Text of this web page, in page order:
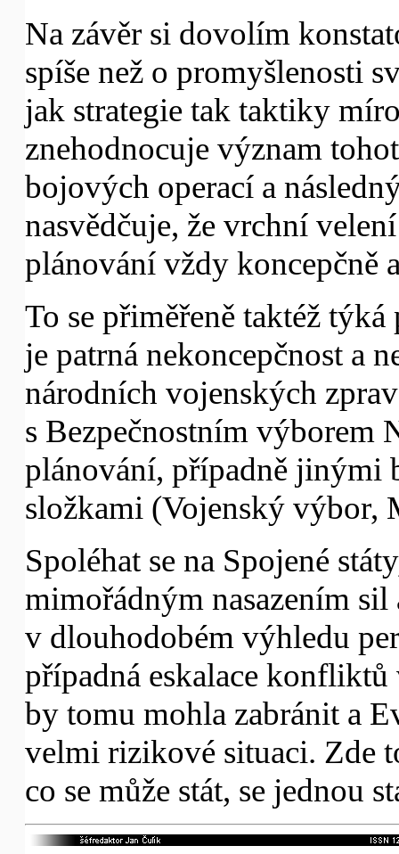
Na závěr si dovolím
spíše než o promyšlenosti
jak strategie tak taktiky
znehodnocuje význam
bojových operací a
nasvědčuje, že vrchní
plánování vždy koncepčně
To se přiměřeně taktéž
je patrná nekoncepčnost a
národních vojenských
s Bezpečnostním výborem
plánování, případně jinými
složkami (Vojenský výbor,
Spoléhat se na Spojené
mimořádným nasazením
v dlouhodobém výhledu
případná eskalace konfliktů
by tomu mohla zabránit a
velmi rizikové situaci. Zde
co se může stát, se jednou